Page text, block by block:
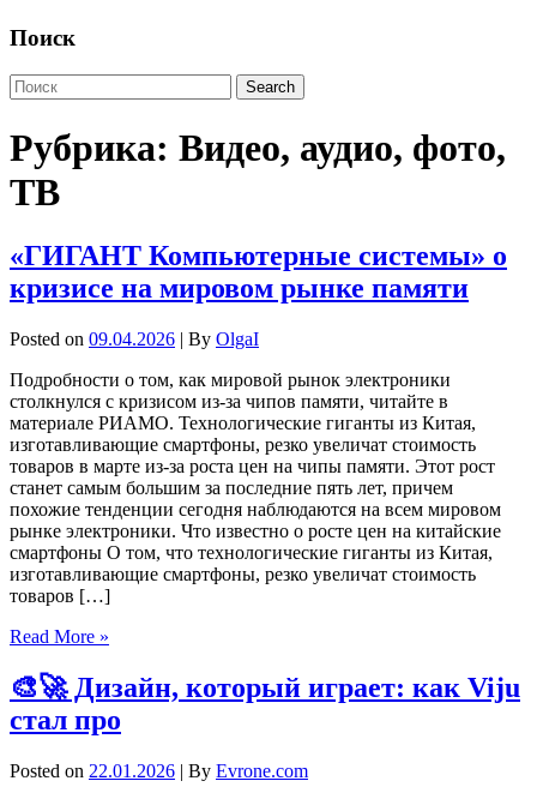
Поиск
Рубрика: Видео, аудио, фото,
ТВ
«ГИГАНТ Компьютерные системы» о
кризисе на мировом рынке памяти
Posted on 09.04.2026 | By OlgaI
Подробности о том, как мировой рынок электроники
столкнулся с кризисом из-за чипов памяти, читайте в
материале РИАМО. Технологические гиганты из Китая,
изготавливающие смартфоны, резко увеличат стоимость
товаров в марте из-за роста цен на чипы памяти. Этот рост
станет самым большим за последние пять лет, причем
похожие тенденции сегодня наблюдаются на всем мировом
рынке электроники. Что известно о росте цен на китайские
смартфоны О том, что технологические гиганты из Китая,
изготавливающие смартфоны, резко увеличат стоимость
товаров […]
Read More »
🎨🚀 Дизайн, который играет: как Viju
стал про
Posted on 22.01.2026 | By Evrone.com